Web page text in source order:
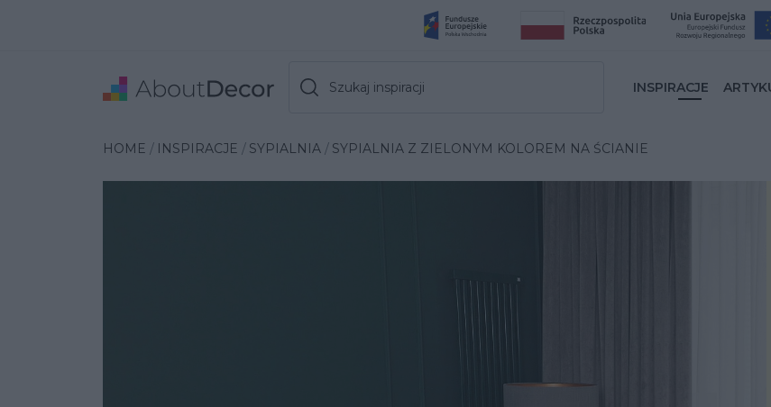
Szukaj inspiracji INSPIRACJE
HOME INSPIRACJE SYPIALNIA SYPIALNIA Z ZIELONYM KOLOREM NA ŚCIANIE